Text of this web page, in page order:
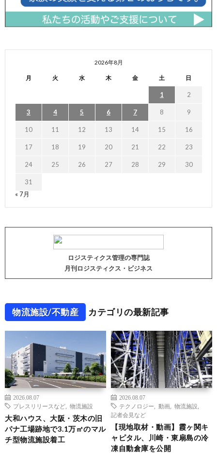
2026年8月
月 火 水 木 金 土 日
1 2
3 4 5 6 7 8 9
10 11 12 13 14 15 16
17 18 19 20 21 22 23
24 25 26 27 28 29 30
31
« 7月
ロジスティクス管理の専門誌
月刊ロジスティクス・ビジネス
物流施設/不動産 カテゴリの最新記事
2026.08.07
プレスリリースなど
物流施設
大和ハウス、大阪・茨木の旧
パナ工場跡地で3.1万㎡のマル
チ型物流施設着工
2026.08.07
テクノロジー
動画 物流施設
記者会見など
【現地取材・動画】霞ヶ関キ
ャピタル、川崎・東扇島の冷
凍自動倉庫を公開